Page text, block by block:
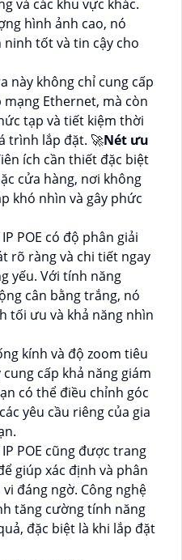
và các khu vực khác.
hình ảnh cao, nó
tốt và tin cậy cho
này không chỉ cung cấp
Ethernet, mà còn
tạp và tiết kiệm thời
trình lắp đặt. 🚀Nét ưu
ích cần thiết đặc biệt
cửa hàng, nơi không
khó nhìn và gây phức
IP POE có độ phân giải
rõ ràng và chi tiết ngay
yếu. Với tính năng
cân bằng trắng, nó
tối ưu và khả năng nhìn
kính và độ zoom tiêu
cấp khả năng giám
có thể điều chỉnh góc
yêu cầu riêng của gia
IP POE cũng được trang
giúp xác định và phân
đáng ngờ. Công nghệ
tăng cường tính năng
đặc biệt là khi lắp đặt